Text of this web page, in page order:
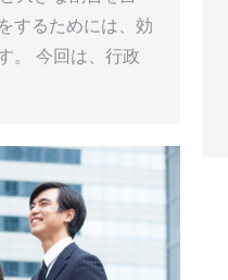
するためには、効
。 今回は、行政